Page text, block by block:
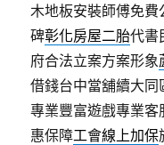
木地板安裝師傅免
碑彰化房屋二胎代書
府合法立案方案形象
借錢台中當舖續大
專業豐富遊戲專業
惠保障工會線上加保